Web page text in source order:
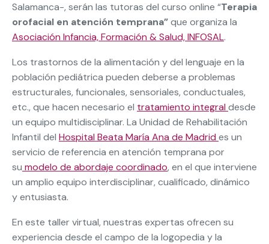
Salamanca-, serán las tutoras del curso online “Terapia
orofacial en atención temprana”que organiza la
Asociación Infancia, Formación & Salud, INFOSAL.
Los trastornos de la alimentación y del lenguaje en la
población pediátrica pueden deberse a problemas
estructurales, funcionales, sensoriales, conductuales,
etc., que hacen necesario el tratamiento integral desde
un equipo multidisciplinar. La Unidad de Rehabilitación
Infantil del Hospital Beata María Ana de Madrid es un
servicio de referencia en atención temprana por
su modelo de abordaje coordinado, en el que interviene
un amplio equipo interdisciplinar, cualificado, dinámico
y entusiasta.
En este taller virtual, nuestras expertas ofrecen su
experiencia desde el campo de la logopedia y la